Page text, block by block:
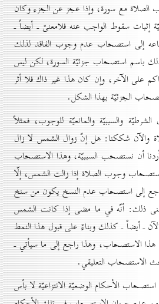
مع سورة، وإذا عجز عن الجزء وكان
سقوط الواجب عنه فلامعنىً ـ أيضاً ـ
إلى استصحاب عدم وجوب الفاقد لذلك
باسم استصحاب جزئيّة السورة، لكن ليس
على الآخر، وإن كان هذا غير ذاك فلا أثر
الجزئيّة بهذا الشكل.
والسببيّة والمانعيّة للوجوب، فمثلاً
والآن شككنا: هل إنّ زوال الشمس لا زال
أن نستصحب السببيّة، وهذا الاستصحاب
وجوب الصلاة إذا زالت الشمس، إلّا
ترجع إلى استصحاب عدم النسخ يكون من سنخ
ذلك: أنّه في ما مضى إذا كانت الشمس
ـ أيضاً ـ كذلك وبناءً على قبول هذا النمط
الاستصحاب، وهذا راجع إلى ما سيأتي ـ
الاستصحاب التعليقي.
الأحكام الوضعيّة الانتزاعيّة لا بأس